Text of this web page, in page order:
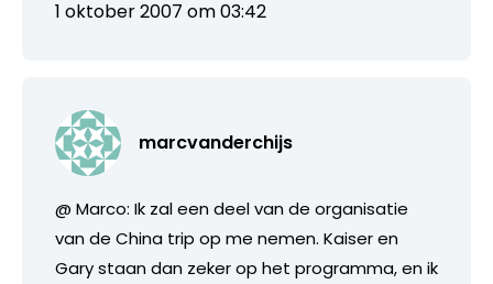
1 oktober 2007 om 03:42
marcvanderchijs
@ Marco: Ik zal een deel van de organisatie
van de China trip op me nemen. Kaiser en
Gary staan dan zeker op het programma, en ik